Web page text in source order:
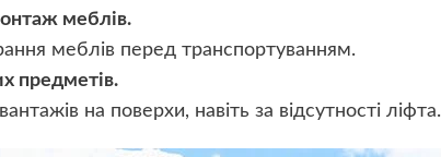
меблів.
меблів перед транспортуванням.
предметів.
на поверхи, навіть за відсутності ліфта.